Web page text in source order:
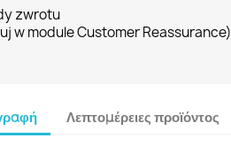
zwrotu
w module Customer Reassurance)
Λεπτομέρειες προϊόντος